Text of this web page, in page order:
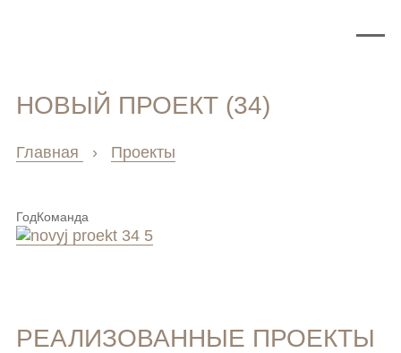
НОВЫЙ ПРОЕКТ (34)
Главная › Проекты
ГодКоманда
РЕАЛИЗОВАННЫЕ ПРОЕКТЫ